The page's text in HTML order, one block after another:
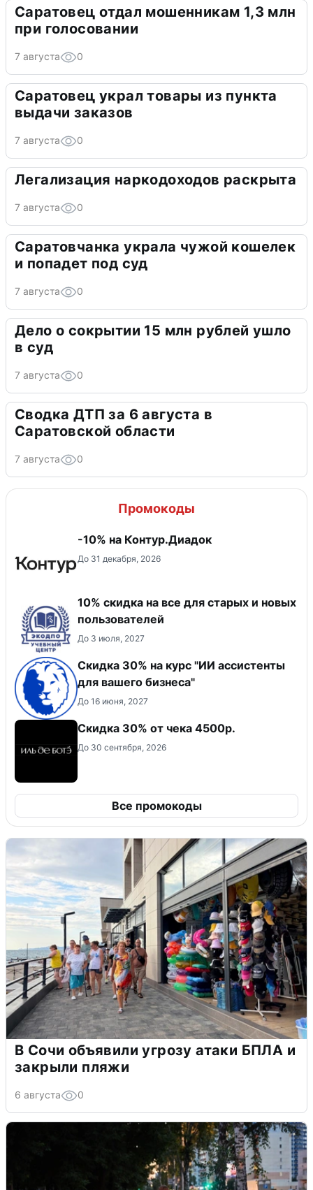
Саратовец отдал мошенникам 1,3 млн
при голосовании
7 августа 0
Саратовец украл товары из пункта
выдачи заказов
7 августа 0
Легализация наркодоходов раскрыта
7 августа 0
Саратовчанка украла чужой кошелек
и попадет под суд
7 августа 0
Дело о сокрытии 15 млн рублей ушло
в суд
7 августа 0
Сводка ДТП за 6 августа в
Саратовской области
7 августа 0
Промокоды
-10% на Контур.Диадок
До 31 декабря, 2026
10% скидка на все для старых и новых
пользователей
До 3 июля, 2027
Скидка 30% на курс "ИИ ассистенты
для вашего бизнеса"
До 16 июня, 2027
Скидка 30% от чека 4500р.
До 30 сентября, 2026
Все промокоды
В Сочи объявили угрозу атаки БПЛА и
закрыли пляжи
6 августа 0